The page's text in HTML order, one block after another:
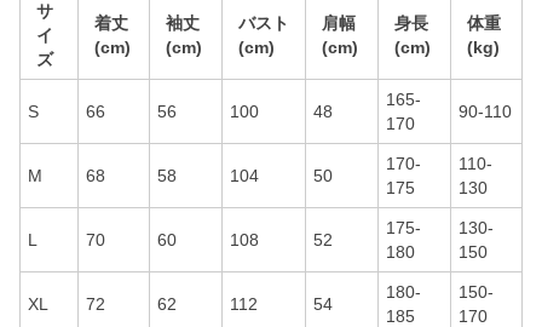
サ
イ
ズ
着丈
(cm)
袖丈
(cm)
バスト
(cm)
肩幅
(cm)
身長
(cm)
体重
(kg)
S 66 56 100 48
165-
170
90-110
M 68 58 104 50
170-
175
110-
130
L 70 60 108 52
175-
180
130-
150
XL 72 62 112 54
180-
185
150-
170